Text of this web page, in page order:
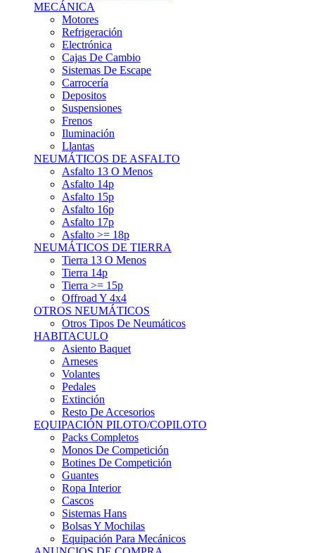
Refrigeración
Electrónica
Cajas De Cambio
Sistemas De Escape
Carrocería
Depositos
Suspensiones
Frenos
Iluminación
Llantas
NEUMÁTICOS DE ASFALTO
Asfalto 13 O Menos
Asfalto 14p
Asfalto 15p
Asfalto 16p
Asfalto 17p
Asfalto >= 18p
NEUMÁTICOS DE TIERRA
Tierra 13 O Menos
Tierra 14p
Tierra >= 15p
Offroad Y 4x4
OTROS NEUMÁTICOS
Otros Tipos De Neumáticos
HABITACULO
Asiento Baquet
Arneses
Volantes
Pedales
Extinción
Resto De Accesorios
EQUIPACIÓN PILOTO/COPILOTO
Packs Completos
Monos De Competición
Botines De Competición
Guantes
Ropa Interior
Cascos
Sistemas Hans
Bolsas Y Mochilas
Equipación Para Mecánicos
ANUNCIOS DE COMPRA
Compra De Piezas